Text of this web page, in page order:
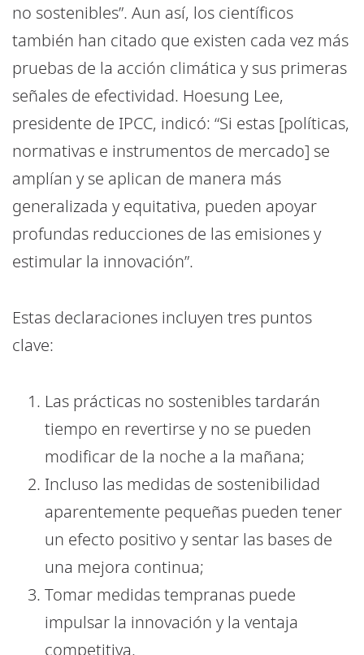
no sostenibles”. Aun así, los científicos
también han citado que existen cada vez más
pruebas de la acción climática y sus primeras
señales de efectividad. Hoesung Lee,
presidente de IPCC, indicó: “Si estas [políticas,
normativas e instrumentos de mercado] se
amplían y se aplican de manera más
generalizada y equitativa, pueden apoyar
profundas reducciones de las emisiones y
estimular la innovación”.
Estas declaraciones incluyen tres puntos
clave:
Las prácticas no sostenibles tardarán
tiempo en revertirse y no se pueden
modificar de la noche a la mañana;
Incluso las medidas de sostenibilidad
aparentemente pequeñas pueden tener
un efecto positivo y sentar las bases de
una mejora continua;
Tomar medidas tempranas puede
impulsar la innovación y la ventaja
competitiva.